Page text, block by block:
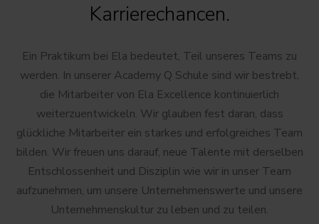
Karrierechancen.
Ein Praktikum bei Ela bedeutet, Teil unseres Teams zu
werden. In unserer Academy Q Schule sind wir bestrebt,
die Mitarbeiter von Ela Excellence kontinuierlich
weiterzuentwickeln. Wir glauben fest daran, dass
glückliche Mitarbeiter ein starkes und erfolgreiches Team
bilden. Wir freuen uns darauf, neue Talente mit derselben
Entschlossenheit und Disziplin wie wir in unser Team
aufzunehmen, um unsere Unternehmenswerte und unsere
Unternehmenskultur zu leben und zu teilen.